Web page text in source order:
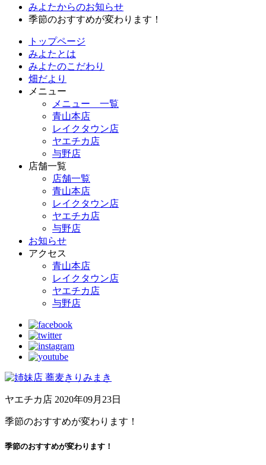
みよたからのお知らせ
季節のおすすめが変わります！
トップページ
みよたとは
みよたのこだわり
畑だより
メニュー
メニュー 一覧
青山本店
レイクタウン店
ヤエチカ店
与野店
店舗一覧
店舗一覧
青山本店
レイクタウン店
ヤエチカ店
与野店
お知らせ
アクセス
青山本店
レイクタウン店
ヤエチカ店
与野店
ヤエチカ店 2020年09月23日
季節のおすすめが変わります！
季節のおすすめが変わります！